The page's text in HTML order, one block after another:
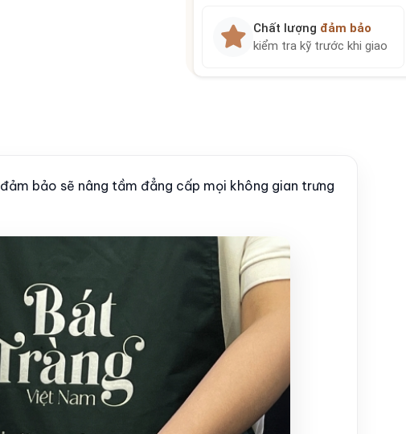
Chất lượng đảm bảo
kiểm tra kỹ trước khi giao
đảm bảo sẽ nâng tầm đẳng cấp mọi không gian trưng